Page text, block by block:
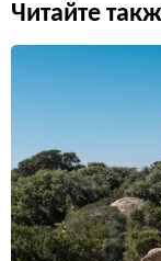
Читайте